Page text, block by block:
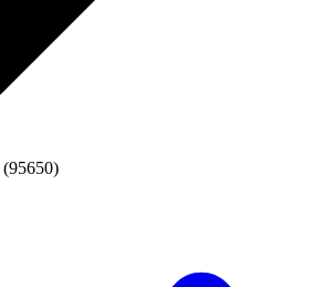
(95650)